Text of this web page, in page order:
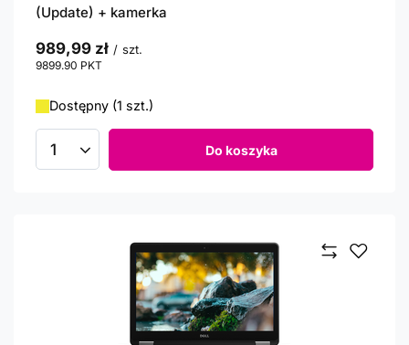
(Update) + kamerka
989,99 zł / szt.
9899.90 PKT
Dostępny (1 szt.)
Ilość produktów Do koszyka